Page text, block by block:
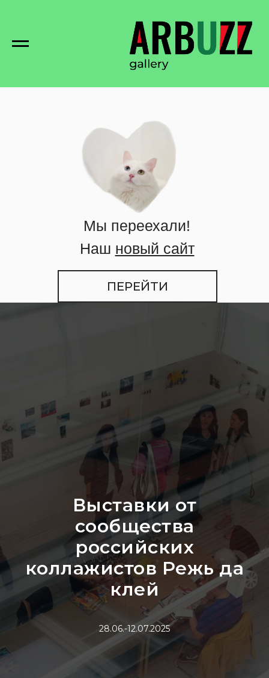
Мы переехали!
Наш новый сайт
ПЕРЕЙТИ
Выставки от
сообщества
российских
коллажистов Режь да
клей
28.06.-12.07.2025